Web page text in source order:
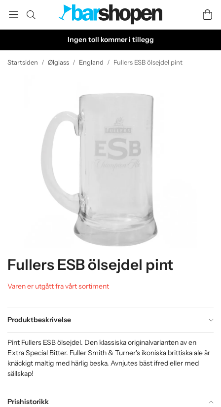
Ingen toll kommer i tillegg
Startsiden / Ølglass / England / Fullers ESB ölsejdel pint
Fullers ESB ölsejdel pint
Varen er utgått fra vårt sortiment
Produktbeskrivelse
Prishistorikk
Pint Fullers ESB ölsejdel. Den klassiska originalvarianten av en
Extra Special Bitter. Fuller Smith & Turner's ikoniska brittiska ale är
knäckigt maltig med härlig beska. Avnjutes bäst ifred eller med
sällskap!